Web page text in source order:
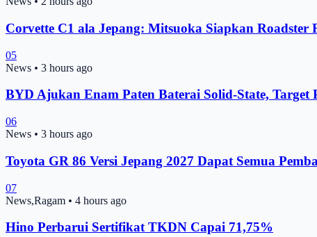
Corvette C1 ala Jepang: Mitsuoka Siapkan Roadster
05
News • 3 hours ago
BYD Ajukan Enam Paten Baterai Solid-State, Target
06
News • 3 hours ago
Toyota GR 86 Versi Jepang 2027 Dapat Semua
07
News,Ragam • 4 hours ago
Hino Perbarui Sertifikat TKDN Capai 71,75%